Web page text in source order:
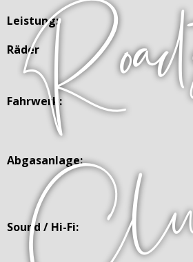
Leistung:
Räder
Fahrwerk:
Abgasanlage:
Sound / Hi-Fi: